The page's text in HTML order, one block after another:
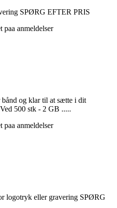
SPØRG EFTER PRIS
paa anmeldelser
og klar til at sætte i dit
500 stk - 2 GB .....
paa anmeldelser
logotryk eller gravering SPØRG